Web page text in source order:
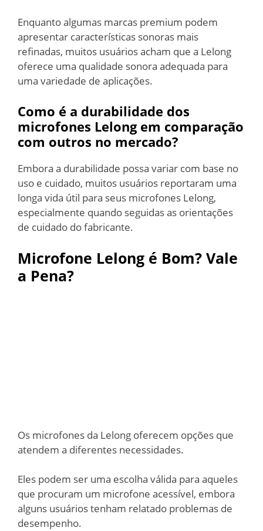
Enquanto algumas marcas premium podem
apresentar características sonoras mais
refinadas, muitos usuários acham que a Lelong
oferece uma qualidade sonora adequada para
uma variedade de aplicações.
Como é a durabilidade dos
microfones Lelong em comparação
com outros no mercado?
Embora a durabilidade possa variar com base no
uso e cuidado, muitos usuários reportaram uma
longa vida útil para seus microfones Lelong,
especialmente quando seguidas as orientações
de cuidado do fabricante.
Microfone Lelong é Bom? Vale
a Pena?
Os microfones da Lelong oferecem opções que
atendem a diferentes necessidades.
Eles podem ser uma escolha válida para aqueles
que procuram um microfone acessível, embora
alguns usuários tenham relatado problemas de
desempenho.